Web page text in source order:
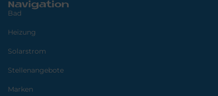
Navigation
Bad
Heizung
Solarstrom
Stellenangebote
Marken